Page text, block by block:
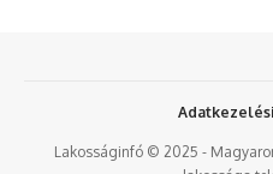
Lakosságinfó © 2025 -